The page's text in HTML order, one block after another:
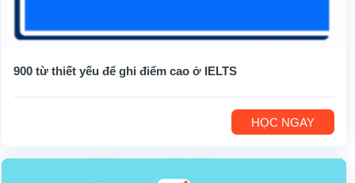
900 từ thiết yếu để ghi điểm cao ở IELTS
HỌC NGAY